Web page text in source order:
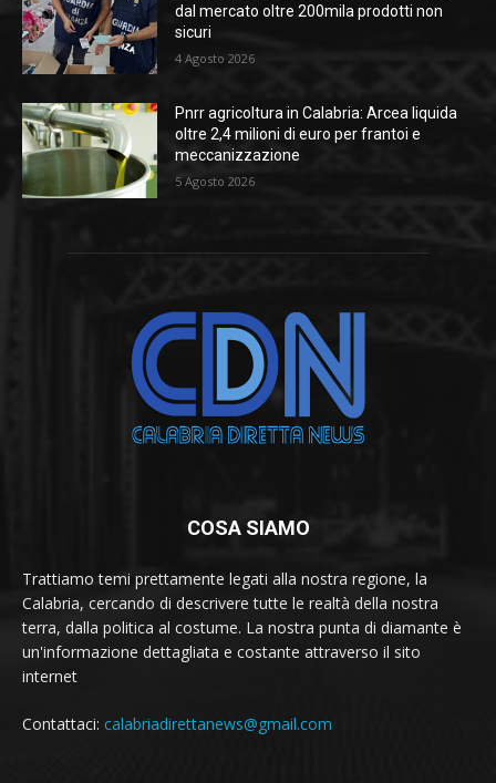
dal mercato oltre 200mila prodotti non
sicuri
4 Agosto 2026
Pnrr agricoltura in Calabria: Arcea liquida
oltre 2,4 milioni di euro per frantoi e
meccanizzazione
5 Agosto 2026
COSA SIAMO
Trattiamo temi prettamente legati alla nostra regione, la
Calabria, cercando di descrivere tutte le realtà della nostra
terra, dalla politica al costume. La nostra punta di diamante è
un'informazione dettagliata e costante attraverso il sito
internet
Contattaci: calabriadirettanews@gmail.com